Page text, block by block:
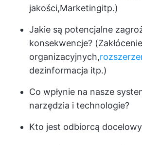
jakości,Marketingitp.)
Jakie są potencjalne
konsekwencje? (Zakłócenie
organizacyjnych,
dezinformacja itp.)
Co wpłynie na nasze
narzędzia i technologie?
Kto jest odbiorcą